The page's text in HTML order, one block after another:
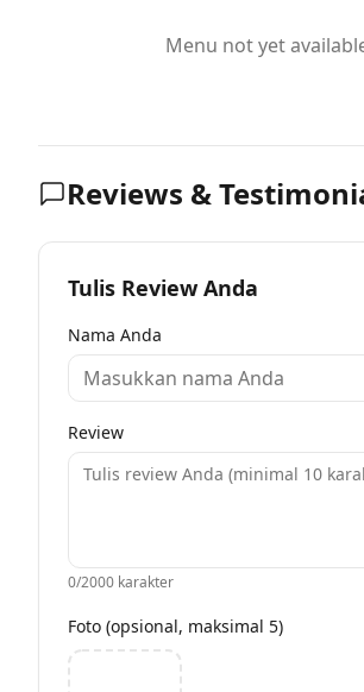
Menu not yet
Reviews &
Tulis Review Anda
Nama Anda
Review
0/2000 karakter
Foto (opsional, maksimal 5)